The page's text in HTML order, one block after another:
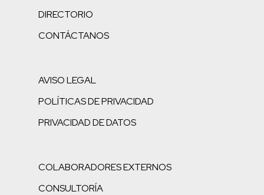
DIRECTORIO
CONTÁCTANOS
AVISO LEGAL
POLÍTICAS DE PRIVACIDAD
PRIVACIDAD DE DATOS
COLABORADORES EXTERNOS
CONSULTORÍA